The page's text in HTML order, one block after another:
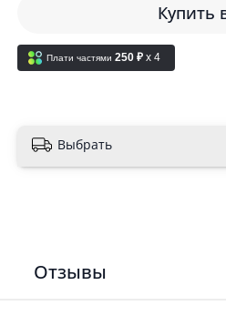
Купить
Плати частями 250 ₽ x 4
Выбрать
Отзывы